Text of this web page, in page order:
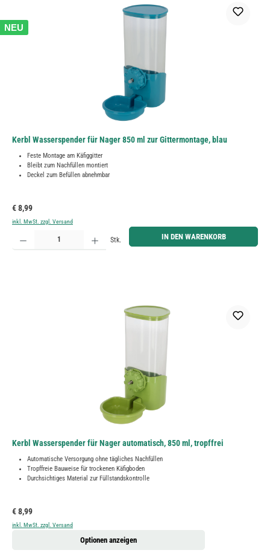
NEU
Kerbl Wasserspender für Nager 850 ml zur Gittermontage, blau
Feste Montage am Käfiggitter
Bleibt zum Nachfüllen montiert
Deckel zum Befüllen abnehmbar
Regulärer Preis:
€ 8,99
inkl. MwSt. zzgl. Versand
Produkt Anzahl: Gib den gewünschten Wert ein oder benutze die Schaltflächen um die Anzahl zu
Stk. IN DEN WARENKORB
Kerbl Wasserspender für Nager automatisch, 850 ml, tropffrei
Automatische Versorgung ohne tägliches Nachfüllen
Tropffreie Bauweise für trockenen Käfigboden
Durchsichtiges Material zur Füllstandskontrolle
Regulärer Preis:
€ 8,99
inkl. MwSt. zzgl. Versand
Optionen anzeigen